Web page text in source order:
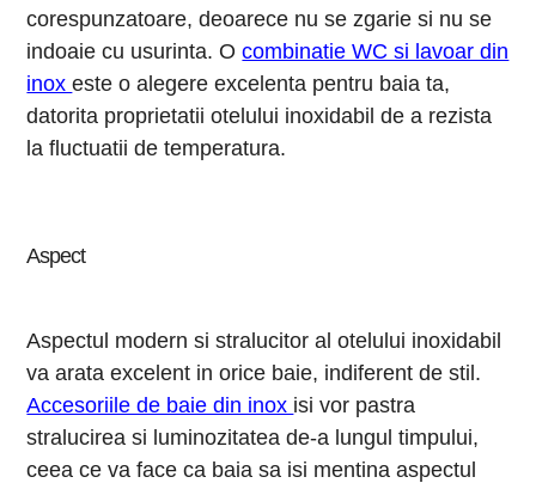
corespunzatoare, deoarece nu se zgarie si nu se
indoaie cu usurinta. Ocombinatie WC si lavoar din
inoxeste o alegere excelenta pentru baia ta,
datorita proprietatii otelului inoxidabil de a rezista
la fluctuatii de temperatura.
Aspect
Aspectul modern si stralucitor al otelului inoxidabil
va arata excelent in orice baie, indiferent de stil.
Accesoriile de baie din inox isi vor pastra
stralucirea si luminozitatea de-a lungul timpului,
ceea ce va face ca baia sa isi mentina aspectul